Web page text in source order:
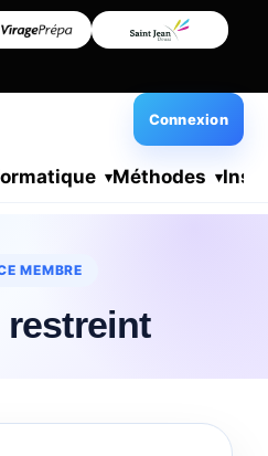
Méthodes
Connexion
MEMBRE